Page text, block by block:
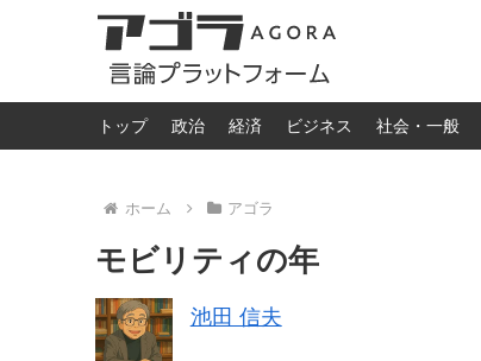
トップ 政治 経済 ビジネス 社会・一般
ホーム アゴラ
モビリティの年
池田 信夫